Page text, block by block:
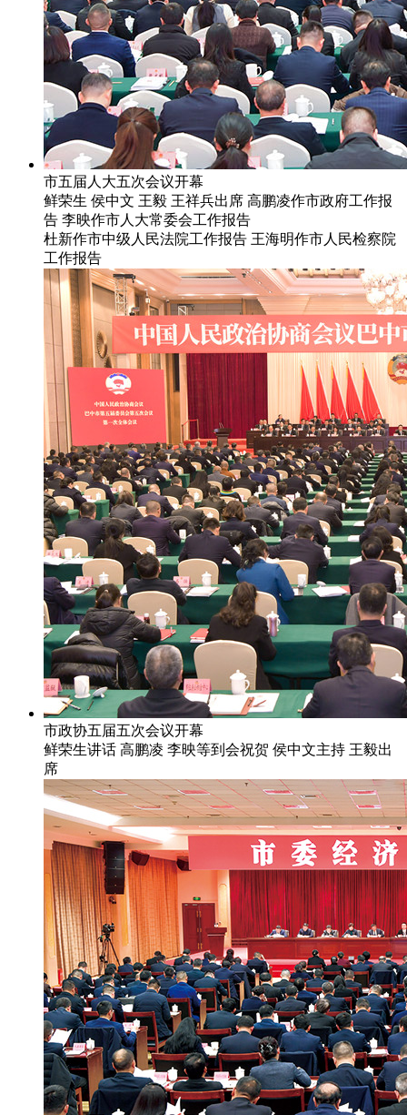
市五届人大五次会议开幕
鲜荣生 侯中文 王毅 王祥兵出席 高鹏凌作市政府工作报
告 李映作市人大常委会工作报告
杜新作市中级人民法院工作报告 王海明作市人民检察院
工作报告
市政协五届五次会议开幕
鲜荣生讲话 高鹏凌 李映等到会祝贺 侯中文主持 王毅出
席